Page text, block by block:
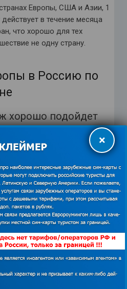
Европы, США и Азии, 1
в течение месяца
что хорошо для тех
не одну страну.
в Россию по
хорошо подойдет
интернета и для
где вы находитесь,
в РФ – это не
С этой целью лучше
от сотового
или Глобалсим.
тарифах в Европе и
euroaming.ru.
×